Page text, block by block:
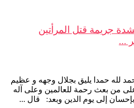
جريمة قتل المرأتين
...
لله حمدا يليق بجلال وجهه و عظيم
من بعث رحمة للعالمين وعلى آله
إلى يوم الدين وبعد: قال ...